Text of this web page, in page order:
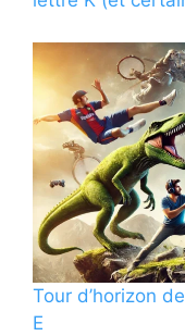
Tour d’horizon
E